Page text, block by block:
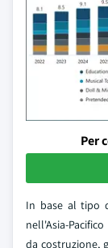
Per
In base al tipo
nell'Asia-
da costruzione,